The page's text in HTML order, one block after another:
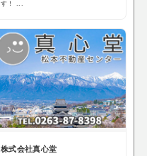
す！ ...
株式会社真心堂